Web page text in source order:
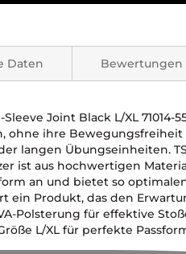
Sleeve Joint Black L/XL
ohne ihre
langen Übungseinheiten.
ist aus hochwertigen
an und bietet so
ein Produkt, das den
Polsterung für effektive
L/XL für perfekte
Daten Bewertungen